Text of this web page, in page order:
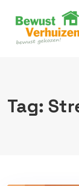
content
Tag: